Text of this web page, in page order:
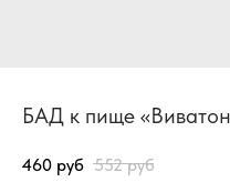
БАД к пище
460 руб 552 руб